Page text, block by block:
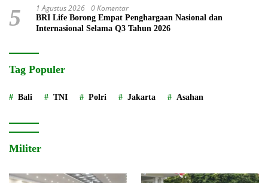
5 1 Agustus 2026 0 Komentar
BRI Life Borong Empat Penghargaan Nasional dan
Internasional Selama Q3 Tahun 2026
Tag Populer
Bali TNI Polri Jakarta Asahan
Militer